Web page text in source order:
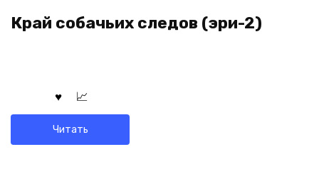
Край собачьих следов (эри-2)
Читать